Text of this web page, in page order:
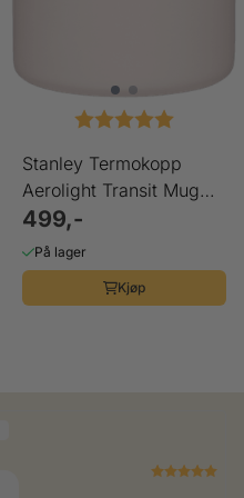
Karakter:
Stanley Termokopp
Aerolight Transit Mug
Rose Quartz Metallic
0.35 L
499,-
På lager
Kjøp